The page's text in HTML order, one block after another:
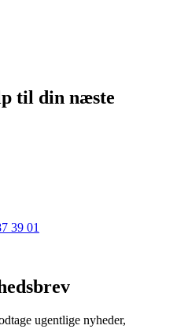
til din næste
39 01
ugentlige nyheder,